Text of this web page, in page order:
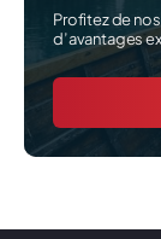
Profitez de
d’avantages